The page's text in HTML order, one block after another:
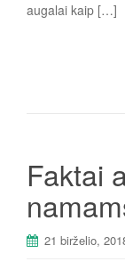
augalai kaip […]
Faktai
21 birželio,